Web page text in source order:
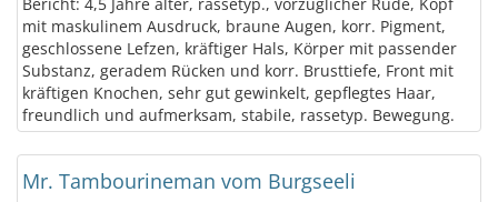
mit maskulinem Ausdruck, braune Augen, korr. Pigment,
geschlossene Lefzen, kräftiger Hals, Körper mit passender
Substanz, geradem Rücken und korr. Brusttiefe, Front mit
kräftigen Knochen, sehr gut gewinkelt, gepflegtes Haar,
freundlich und aufmerksam, stabile, rassetyp. Bewegung.
Mr. Tambourineman vom Burgseeli